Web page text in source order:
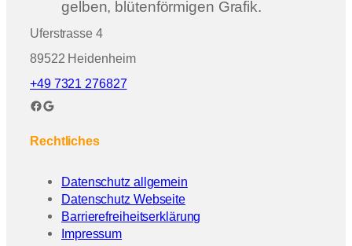
Uferstrasse 4
89522 Heidenheim
+49 7321 276827
Facebook
Google
Rechtliches
Datenschutz allgemein
Datenschutz Webseite
Barrierefreiheitserklärung
Impressum